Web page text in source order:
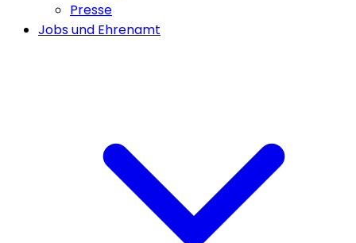
Presse
Jobs und Ehrenamt